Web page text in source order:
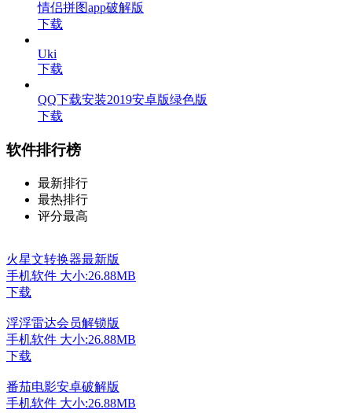
情侣拼图app破解版
下载
Uki
下载
QQ下载安装2019安卓版绿色版
下载
软件排行榜
最新排行
最热排行
评分最高
火星文转换器最新版
手机软件 大小:26.88MB
下载
浮浮雷达会员解锁版
手机软件 大小:26.88MB
下载
番茄电影安卓破解版
手机软件 大小:26.88MB